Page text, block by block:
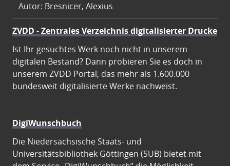
Autor: Bresnicer, Alexius
ZVDD - Zentrales Verzeichnis digitalisierter Drucke
Ist Ihr gesuchtes Werk noch nicht in unserem
digitalen Bestand? Dann probieren Sie es doch in
unserem ZVDD Portal, das mehr als 1.600.000
bundesweit digitalisierte Werke nachweist.
DigiWunschbuch
Die Niedersächsische Staats- und
Universitätsbibliothek Göttingen (SUB) bietet mit